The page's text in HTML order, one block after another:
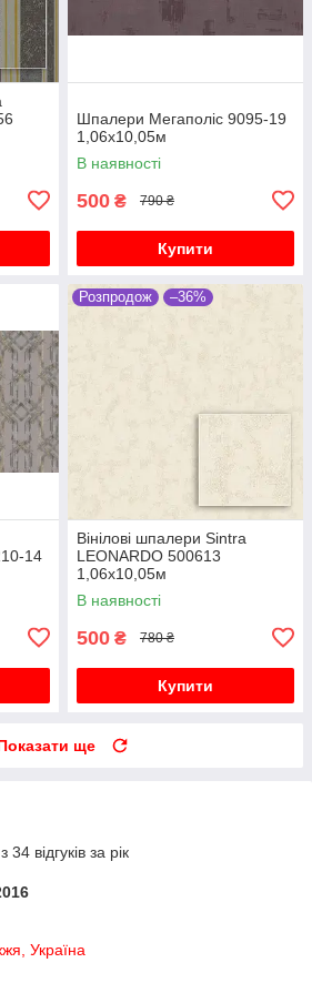
Шпалери Мегаполіс 9095-19
1,06х10,05м
В наявності
500 ₴ 790 ₴
Купити
14
Розпродож –36%
Вінілові шпалери Sintra
LEONARDO 500613
1,06х10,05м
В наявності
500 ₴ 780 ₴
Купити
ще
відгуків за рік
Україна